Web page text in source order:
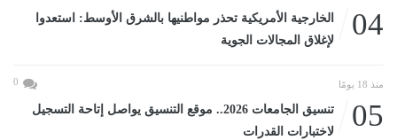
04
الخارجية الأمريكية تحذر مواطنيها بالشرق الأوسط: استعدوا
لإغلاق المجالات الجوية
منذ 18 يومًا 0
05
تنسيق الجامعات 2026.. موقع التنسيق يواصل إتاحة التسجيل
لاختبارات القدرات